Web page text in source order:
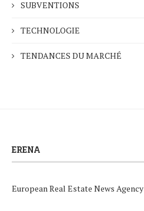
SUBVENTIONS
TECHNOLOGIE
TENDANCES DU MARCHÉ
ERENA
European Real Estate News Agency